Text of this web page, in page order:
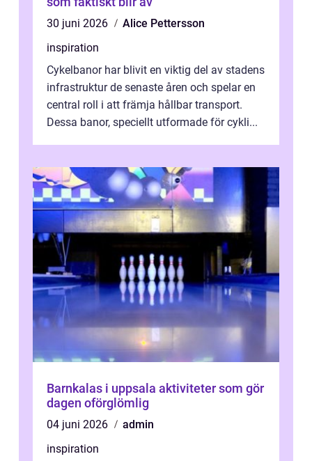
30 juni 2026
Alice Pettersson
inspiration
Cykelbanor har blivit en viktig del av stadens
infrastruktur de senaste åren och spelar en
central roll i att främja hållbar transport.
Dessa banor, speciellt utformade för cykli...
Barnkalas i uppsala aktiviteter som gör
dagen oförglömlig
04 juni 2026
admin
inspiration